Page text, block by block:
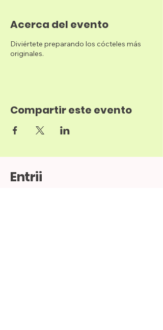
Acerca del evento
Diviértete preparando los cócteles más
originales.
Compartir este evento
Entrii